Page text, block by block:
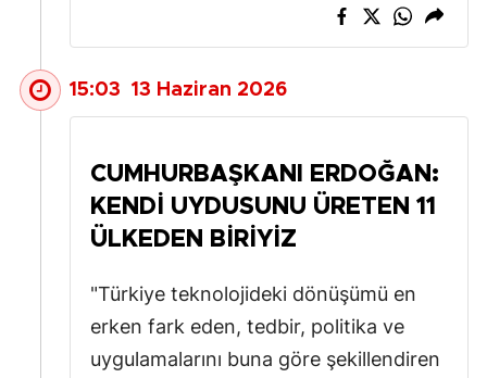
Trabzon
Tunceli
Uşak
Van
15:03 13 Haziran 2026
CUMHURBAŞKANI ERDOĞAN:
KENDI UYDUSUNU ÜRETEN 11
ÜLKEDEN BIRIYIZ
"Türkiye teknolojideki dönüşümü en
erken fark eden, tedbir, politika ve
uygulamalarını buna göre şekillendiren